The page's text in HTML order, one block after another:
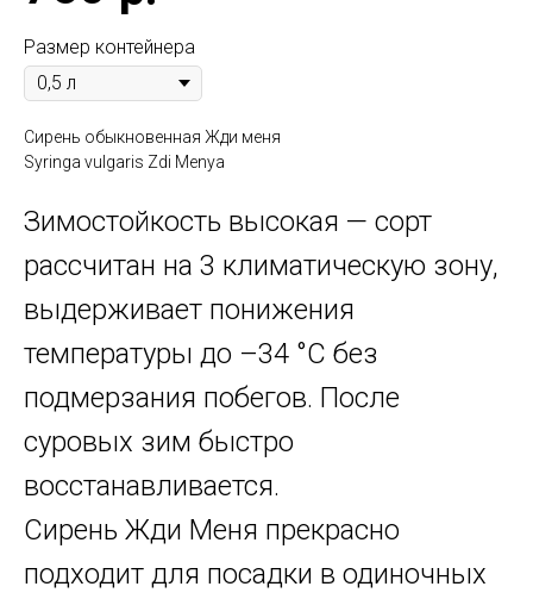
Размер контейнера
Сирень обыкновенная Жди меня
Syringa vulgaris Zdi Menya
Зимостойкость высокая — сорт
рассчитан на 3 климатическую зону,
выдерживает понижения
температуры до –34 °C без
подмерзания побегов. После
суровых зим быстро
восстанавливается.
Сирень Жди Меня прекрасно
подходит для посадки в одиночных